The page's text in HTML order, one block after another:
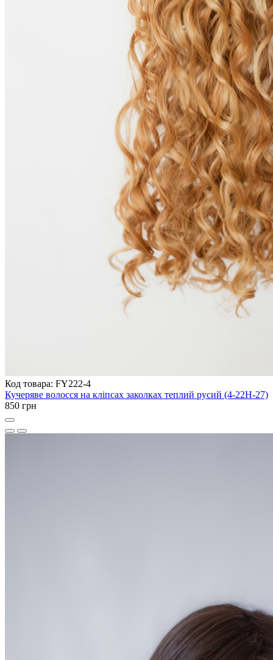
Код товара: FY222-4
Кучеряве волосся на кліпсах заколках теплий русий (4-22H-27)
850 грн